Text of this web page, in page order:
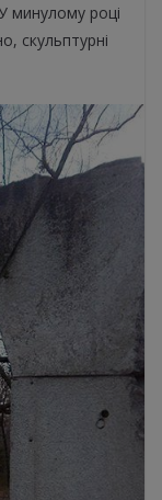
минулому році
скульптурні